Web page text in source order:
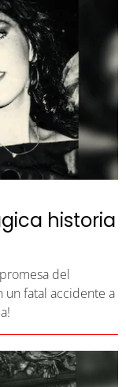
historia
del
un fatal accidente a